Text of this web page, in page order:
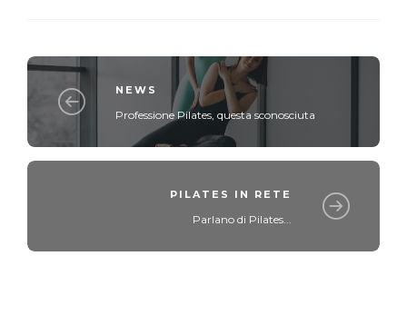
NEWS
Professione Pilates, questa sconosciuta
PILATES IN RETE
Parlano di Pilates...